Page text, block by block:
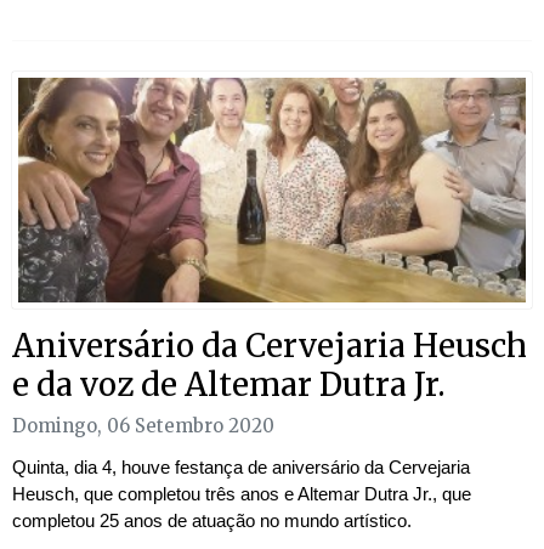
Aniversário da Cervejaria Heusch
e da voz de Altemar Dutra Jr.
Domingo, 06 Setembro 2020
Quinta, dia 4, houve festança de aniversário da Cervejaria
Heusch, que completou três anos e Altemar Dutra Jr., que
completou 25 anos de atuação no mundo artístico.